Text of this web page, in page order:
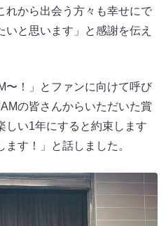
れから出会う方々も幸せにで
と思います」と感謝を伝え
〜！」とファンに向けて呼び
の皆さんからいただいた賞
しい1年にすると約束します
す！」と話しました。